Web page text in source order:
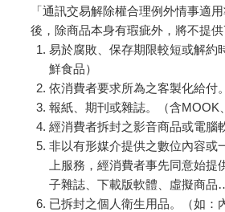
「通訊交易解除權合理例外情事適
後，除商品本身有瑕疵外，將不提供
易於腐敗、保存期限較短或解約
鮮食品）
依消費者要求所為之客製化給付
報紙、期刊或雜誌。（含MOOK
經消費者拆封之影音商品或電腦
非以有形媒介提供之數位內容或
上服務，經消費者事先同意始提
子雜誌、下載版軟體、虛擬商品
已拆封之個人衛生用品。（如：